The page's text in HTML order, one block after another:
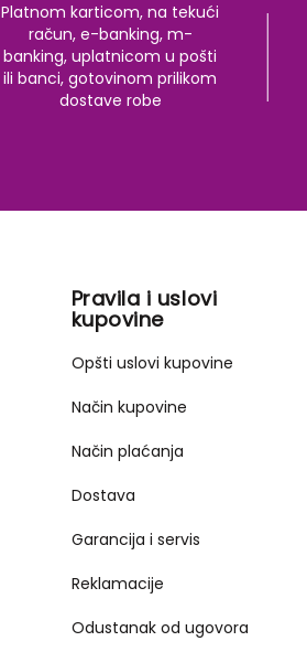
Platnom karticom, na tekući
račun, e-banking, m-
banking, uplatnicom u pošti
ili banci, gotovinom prilikom
dostave robe
Pravila i uslovi
kupovine
Opšti uslovi kupovine
Način kupovine
Način plaćanja
Dostava
Garancija i servis
Reklamacije
Odustanak od ugovora